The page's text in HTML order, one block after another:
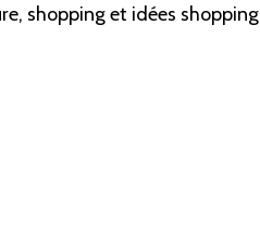
shopping et idées shopping